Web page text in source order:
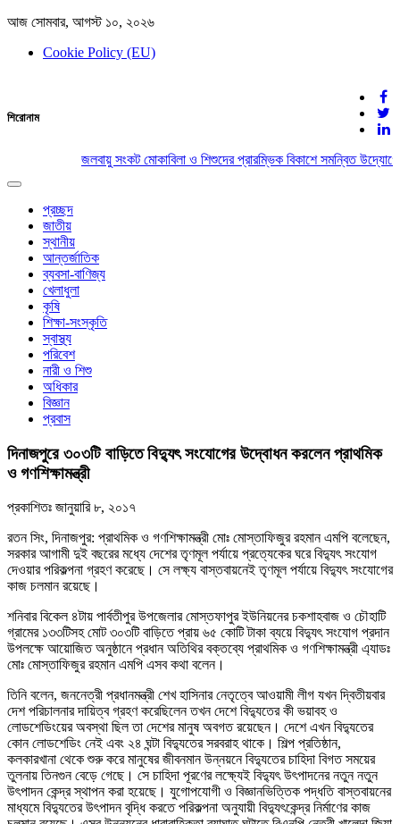
আজ সোমবার, আগস্ট ১০, ২০২৬
Cookie Policy (EU)
দেশের খবর
যুক্ত থাকুন দেশের সঙ্গে
শিরোনাম
জলবায়ু সংকট মোকাবিলা ও শিশুদের প্রারম্ভিক বিকাশে সমন্বিত উদ্যোগের
Toggle
navigation
প্রচ্ছদ
জাতীয়
স্থানীয়
আন্তর্জাতিক
ব্যবসা-বাণিজ্য
খেলাধুলা
কৃষি
শিক্ষা-সংস্কৃতি
স্বাস্থ্য
পরিবেশ
নারী ও শিশু
অধিকার
বিজ্ঞান
প্রবাস
দিনাজপুরে ৩০৩টি বাড়িতে বিদ্যুৎ সংযোগের উদ্বোধন করলেন প্রাথমিক
ও গণশিক্ষামন্ত্রী
প্রকাশিতঃ জানুয়ারি ৮, ২০১৭
রতন সিং, দিনাজপুর: প্রাথমিক ও গণশিক্ষামন্ত্রী মোঃ মোস্তাফিজুর রহমান এমপি বলেছেন,
সরকার আগামী দুই বছরের মধ্যে দেশের তৃণমূল পর্যায়ে প্রত্যেকের ঘরে বিদ্যুৎ সংযোগ
দেওয়ার পরিকল্পনা গ্রহণ করেছে। সে লক্ষ্য বাস্তবায়নেই তৃণমূল পর্যায়ে বিদ্যুৎ সংযোগের
কাজ চলমান রয়েছে।
শনিবার বিকেল ৪টায় পার্বতীপুর উপজেলার মোস্তফাপুর ইউনিয়নের চকশাহবাজ ও চৌহাটি
গ্রামের ১৩৩টিসহ মোট ৩০৩টি বাড়িতে প্রায় ৬৫ কোটি টাকা ব্যয়ে বিদ্যুৎ সংযোগ প্রদান
উপলক্ষে আয়োজিত অনুষ্ঠানে প্রধান অতিথির বক্তব্যে প্রাথমিক ও গণশিক্ষামন্ত্রী এ্যাডঃ
মোঃ মোস্তাফিজুর রহমান এমপি এসব কথা বলেন।
তিনি বলেন, জননেত্রী প্রধানমন্ত্রী শেখ হাসিনার নেতৃত্বে আওয়ামী লীগ যখন দ্বিতীয়বার
দেশ পরিচালনার দায়িত্ব গ্রহণ করেছিলেন তখন দেশে বিদ্যুতের কী ভয়াবহ ও
লোডশেডিংয়ের অবস্থা ছিল তা দেশের মানুষ অবগত রয়েছেন। দেশে এখন বিদ্যুতের
কোন লোডশেডিং নেই এবং ২৪ ঘন্টা বিদ্যুতের সরবরাহ থাকে। শিল্প প্রতিষ্ঠান,
কলকারখানা থেকে শুরু করে মানুষের জীবনমান উন্নয়নে বিদ্যুতের চাহিদা বিগত সময়ের
তুলনায় তিনগুন বেড়ে গেছে। সে চাহিদা পূরণের লক্ষ্যেই বিদ্যুৎ উৎপাদনের নতুন নতুন
উৎপাদন কেন্দ্র স্থাপন করা হয়েছে। যুগোপযোগী ও বিজ্ঞানভিত্তিক পদ্ধতি বাস্তবায়নের
মাধ্যমে বিদ্যুতের উৎপাদন বৃদ্ধি করতে পরিকল্পনা অনুযায়ী বিদ্যুৎকেন্দ্র নির্মাণের কাজ